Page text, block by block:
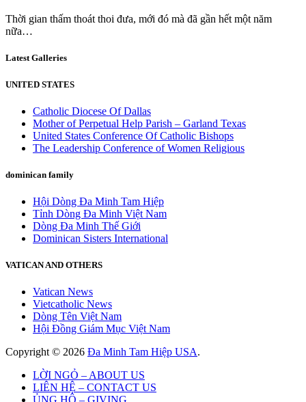
Thời gian thấm thoát thoi đưa, mới đó mà đã gần hết một năm
nữa…
Latest Galleries
UNITED STATES
Catholic Diocese Of Dallas
Mother of Perpetual Help Parish – Garland Texas
United States Conference Of Catholic Bishops
The Leadership Conference of Women Religious
dominican family
Hội Dòng Đa Minh Tam Hiệp
Tỉnh Dòng Đa Minh Việt Nam
Dòng Đa Minh Thế Giới
Dominican Sisters International
VATICAN AND OTHERS
Vatican News
Vietcatholic News
Dòng Tên Việt Nam
Hội Đồng Giám Mục Việt Nam
Copyright © 2026 Đa Minh Tam Hiệp USA.
LỜI NGỎ – ABOUT US
LIÊN HỆ – CONTACT US